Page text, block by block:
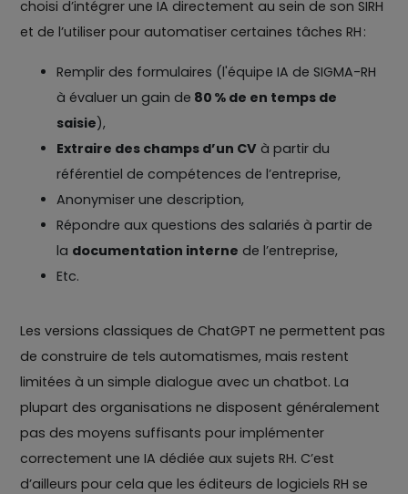
choisi d’intégrer une IA directement au sein de son SIRH
et de l’utiliser pour automatiser certaines tâches RH :
Remplir des formulaires (l'équipe IA de SIGMA-RH
à évaluer un gain de 80 % de en temps de
saisie),
Extraire des champs d’un CV à partir du
référentiel de compétences de l’entreprise,
Anonymiser une description,
Répondre aux questions des salariés à partir de
la documentation interne de l’entreprise,
Etc.
Les versions classiques de ChatGPT ne permettent pas
de construire de tels automatismes, mais restent
limitées à un simple dialogue avec un chatbot. La
plupart des organisations ne disposent généralement
pas des moyens suffisants pour implémenter
correctement une IA dédiée aux sujets RH. C’est
d’ailleurs pour cela que les éditeurs de logiciels RH se